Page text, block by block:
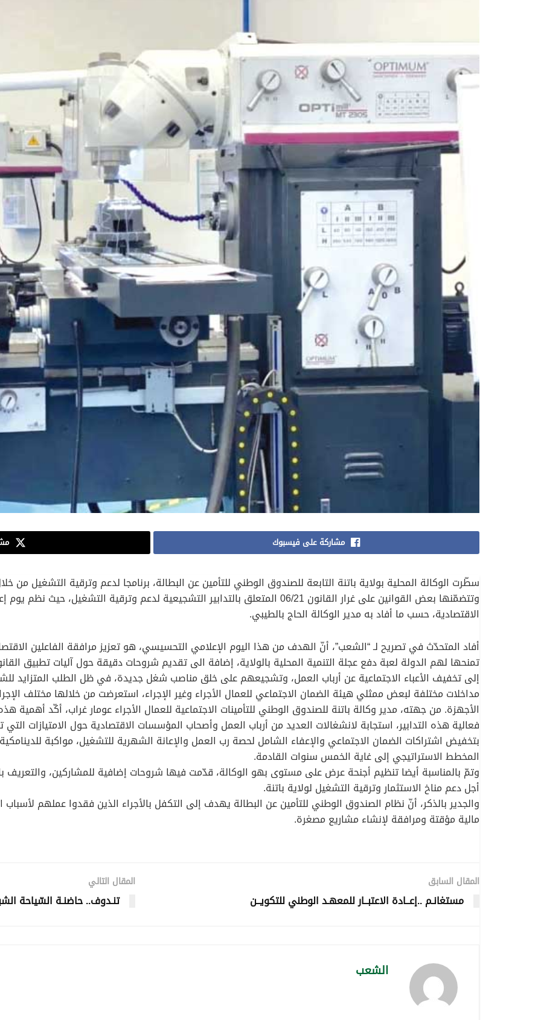
مشاركة على فيسبوك
سطّرت الوكالة المحلية بولاية باتنة التابعة للصندوق الوطني للتأمين عن البطالة، برنامجا لدعم وترقية التشغيل
وتتضمّنها بعض القوانين على غرار القانون 06/21 المتعلق بالتدابير التشجيعية لدعم وترقية
الاقتصادية، حسب ما أفاد به مدير الوكالة الحاج بالطيبي.
أفاد المتحدّث في تصريح لـ “الشعب”، أنّ الهدف من هذا اليوم الإعلامي التحسيسي، هو تعزيز مرافقة الفاعلين
تمنحها لهم الدولة لعبة دفع عجلة التنمية المحلية بالولاية، إضافة الى تقديم شروحات دقيقة حول آليات تطبيق
إلى تخفيف الأعباء الاجتماعية عن أرباب العمل، وتشجيعهم على خلق مناصب شغل جديدة، في ظل الطلب المتزايد
مداخلات مختلفة لبعض ممثلي هيئة الضمان الاجتماعي للعمال الأجراء وغير الإجراء، استعرضت من خلالها مختلف
الأجهزة. من جهته، مدير وكالة باتنة للصندوق الوطني للتأمينات الاجتماعية للعمال الأجراء عومار غراب، أكّد أهمية
فعالية هذه التدابير، استجابة لانشغالات العديد من أرباب العمل وأصحاب المؤسسات الاقتصادية حول الامتيازات
بتخفيض اشتراكات الضمان الاجتماعي والإعفاء الشامل لحصة رب العمل والإعانة الشهرية للتشغيل، مواكبة
المخطط الاستراتيجي إلى غاية الخمس سنوات القادمة.
وتمّ بالمناسبة أيضا تنظيم أجنحة عرض على مستوى بهو الوكالة، قدّمت فيها شروحات إضافية للمشاركين، والتعريف
أجل دعم مناخ الاستثمار وترقية التشغيل لولاية باتنة.
والجدير بالذكر، أنّ نظام الصندوق الوطني للتأمين عن البطالة يهدف إلى التكفل بالأجراء الذين فقدوا عملهم
مالية مؤقتة ومرافقة لإنشاء مشاريع مصغرة.
المقال السابق
مستغانـم ..إعــادة الاعتبــار للمعهـد الوطني للتكويــن
المقال التالي
تنـدوف.. حاضنـة السّياحة
الشعب